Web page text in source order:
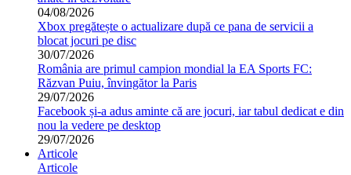
04/08/2026
Xbox pregătește o actualizare după ce pana de servicii a
blocat jocuri pe disc
30/07/2026
România are primul campion mondial la EA Sports FC:
Răzvan Puiu, învingător la Paris
29/07/2026
Facebook și-a adus aminte că are jocuri, iar tabul dedicat e din
nou la vedere pe desktop
29/07/2026
Articole
Articole